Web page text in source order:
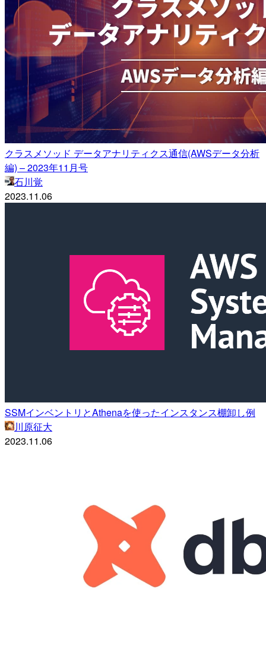
クラスメソッド データアナリティクス通信(AWSデータ分析
編) – 2023年11月号
石川覚
2023.11.06
SSMインベントリとAthenaを使ったインスタンス棚卸し例
川原征大
2023.11.06